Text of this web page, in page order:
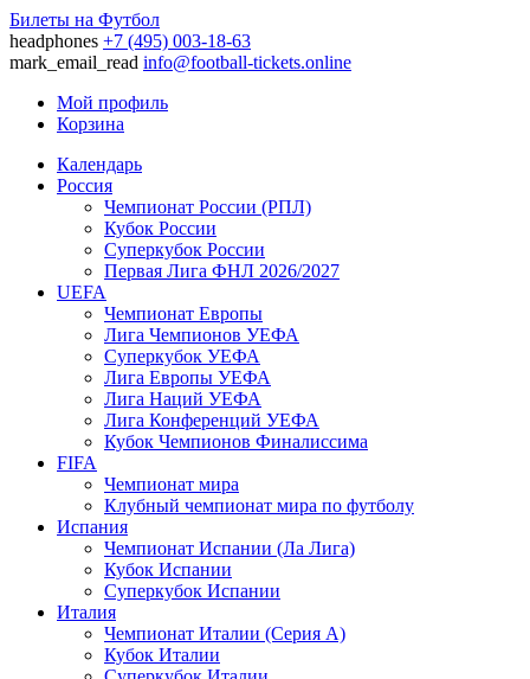
Билеты на Футбол
headphones +7 (495) 003-18-63
mark_email_read info@football-tickets.online
Мой профиль
Корзина
Календарь
Россия
Чемпионат России (РПЛ)
Кубок России
Суперкубок России
Первая Лига ФНЛ 2026/2027
UEFA
Чемпионат Европы
Лига Чемпионов УЕФА
Суперкубок УЕФА
Лига Европы УЕФА
Лига Наций УЕФА
Лига Конференций УЕФА
Кубок Чемпионов Финалиссима
FIFA
Чемпионат мира
Клубный чемпионат мира по футболу
Испания
Чемпионат Испании (Ла Лига)
Кубок Испании
Суперкубок Испании
Италия
Чемпионат Италии (Серия А)
Кубок Италии